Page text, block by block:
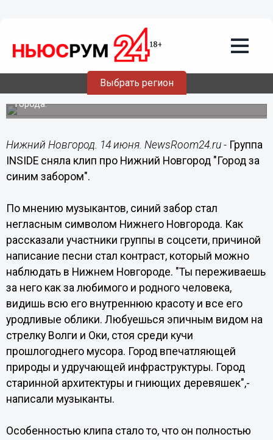
Выбрать регион
14.06.201716:24
Группа INSIDE сняла клип про Нижний
Новгород "Город за синим забором"
Синий забор, по мнению музыкантов, стал символом
города.
Нижний Новгород. 14 июня. NewsRoom24.ru - Группа
INSIDE сняла клип про Нижний Новгород "Город за
синим забором".
По мнению музыкантов, синий забор стал
негласным символом Нижнего Новгорода. Как
рассказали участники группы в соцсети, причиной
написание песни стал контраст, который можно
наблюдать в Нижнем Новгороде. "Ты переживаешь
за него как за любимого и родного человека,
видишь всю его внутреннюю красоту и все его
уродливые облики. Любуешься эпичным видом на
стрелку Волги и Оки, стоя среди кучи
прошлогоднего мусора. Город впечатляющей
природы и удручающей инфраструктуры. Город
старинной архитектуры и гниющих деревяшек",-
написали музыканты.
Особенностью клипа стало то, что он полностью